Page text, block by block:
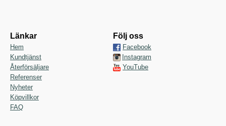
Länkar
Hem
Kundtjänst
Återförsäljare
Referenser
Nyheter
Köpvillkor
FAQ
Följ oss
Facebook
Instagram
YouTube